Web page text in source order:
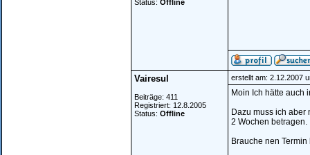
Status: Offline
Vairesul
Beiträge: 411
Registriert: 12.8.2005
Status: Offline
erstellt am: 2.12.2007
Moin Ich hätte auch
Dazu muss ich
2 Wochen betragen.
Brauche nen